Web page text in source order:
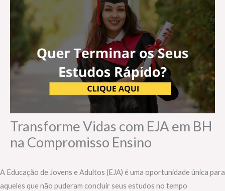
Transforme Vidas com EJA em BH
na Compromisso Ensino
A Educação de Jovens e Adultos (EJA) é uma oportunidade única para
aqueles que não puderam concluir seus estudos no tempo